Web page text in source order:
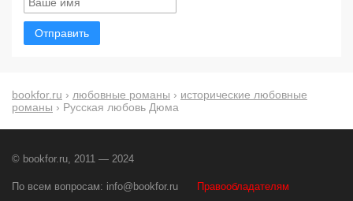
Отправить
bookfor.ru › любовные романы › исторические любовные
романы › Русская любовь Дюма
© bookfor.ru, 2011 — 2024
По всем вопросам: info@bookfor.ru Правообладателям